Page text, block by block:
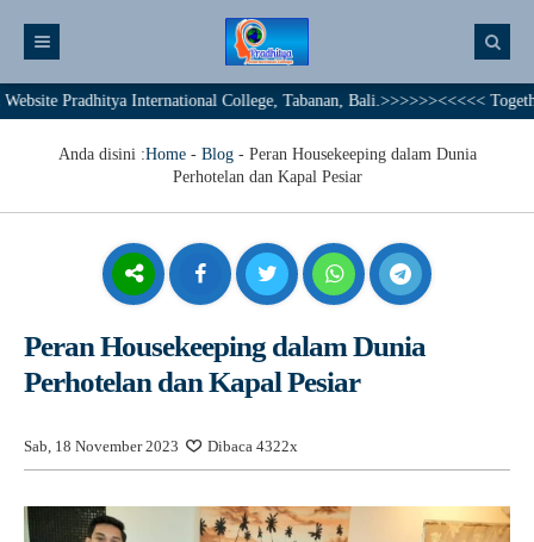
International College, Tabanan, Bali.>>>>>><<<<< Together We
Anda disini :Home- Blog- Peran Housekeeping dalam Dunia
Perhotelan dan Kapal Pesiar
Peran Housekeeping dalam Dunia
Perhotelan dan Kapal Pesiar
Sab, 18 November 2023 Dibaca 4322x